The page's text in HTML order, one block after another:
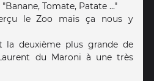
Tomate, Patate ..."
le Zoo mais ça nous y
la deuxième plus grande de
du Maroni à une très